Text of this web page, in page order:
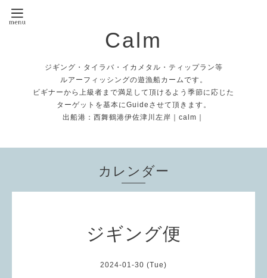
Calm
ジギング・タイラバ・イカメタル・ティップラン等
ルアーフィッシングの遊漁船カームです。
ビギナーから上級者まで満足して頂けるよう季節に応じた
ターゲットを基本にGuideさせて頂きます。
出船港：西舞鶴港伊佐津川左岸｜calm｜
カレンダー
ジギング便
2024-01-30 (Tue)